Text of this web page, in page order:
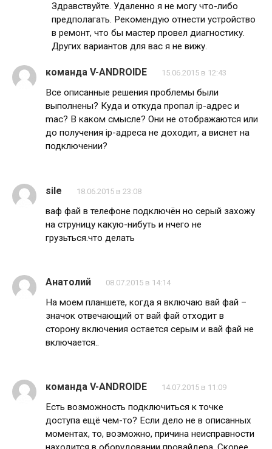
Здравствуйте. Удаленно я не могу что-либо
предполагать. Рекомендую отнести устройство
в ремонт, что бы мастер провел диагностику.
Других вариантов для вас я не вижу.
команда V-ANDROIDE 15.06.2015 в 12:43
Все описанные решения проблемы были
выполнены? Куда и откуда пропал ip-адрес и
mac? В каком смысле? Они не отображаются или
до получения ip-адреса не доходит, а виснет на
подключении?
sile 18.06.2015 в 23:08
ваф фай в телефоне подключён но серый захожу
на струницу какую-нибуть и нчего не
грузьться.что делать
Анатолий 08.07.2015 в 14:14
На моем планшете, когда я включаю вай фай –
значок отвечающий от вай фай отходит в
сторону включения остается серым и вай фай не
включается..
команда V-ANDROIDE 14.07.2015 в 11:09
Есть возможность подключиться к точке
доступа ещё чем-то? Если дело не в описанных
моментах, то, возможно, причина неисправности